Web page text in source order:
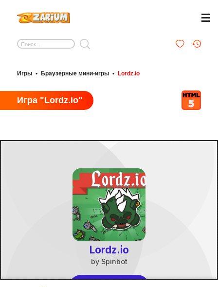
Игры • Браузерные мини-игры • Lordz.io
Игра "Lordz.io"